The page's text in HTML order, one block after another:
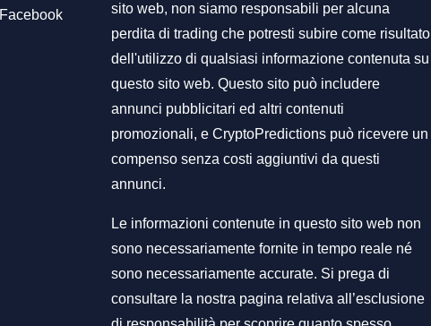
Facebook
sito web, non siamo responsabili per alcuna
perdita di trading che potresti subire come risultato
dell'utilizzo di qualsiasi informazione contenuta su
questo sito web. Questo sito può includere
annunci pubblicitari ed altri contenuti
promozionali, e CryptoPredictions può ricevere un
compenso senza costi aggiuntivi da questi
annunci.
Le informazioni contenute in questo sito web non
sono necessariamente fornite in tempo reale né
sono necessariamente accurate. Si prega di
consultare la nostra pagina relativa all’esclusione